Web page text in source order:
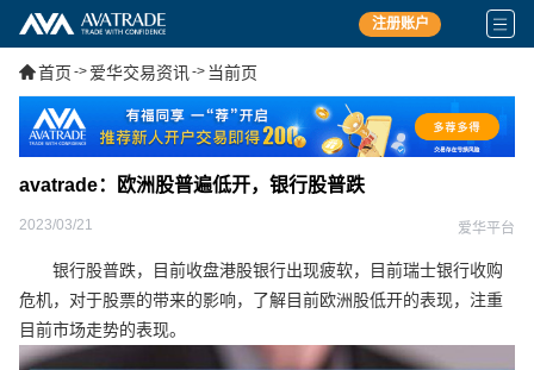
注册账户
首页 -> 爱华交易资讯 -> 当前页
avatrade：欧洲股普遍低开，银行股普跌
2023/03/21 爱华平台
银行股普跌，目前收盘港股银行出现疲软，目前瑞士银行收购
危机，对于股票的带来的影响，了解目前欧洲股低开的表现，注重
目前市场走势的表现。